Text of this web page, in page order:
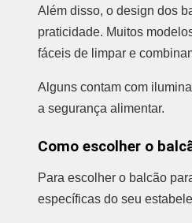
Além disso, o design dos
praticidade. Muitos
fáceis de limpar e
Alguns contam com
a segurança alimentar.
Como escolher o
Para escolher o balcão
específicas do seu